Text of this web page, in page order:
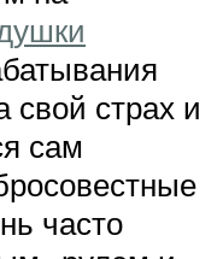
свой страх и
сам
часто